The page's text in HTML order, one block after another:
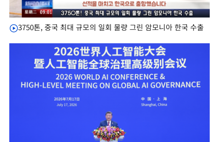
3750톤, 중국 최대 규모의 일회 물량 그린 암모니아 한국 수출